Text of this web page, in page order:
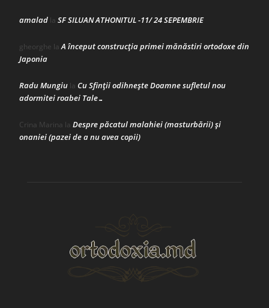
amalad la SF SILUAN ATHONITUL -11/ 24 SEPEMBRIE
gheorghe laA început construcţia primei mănăstiri ortodoxe din
Japonia
Radu Mungiu la Cu Sfinții odihnește Doamne sufletul nou
adormitei roabei Tale…
Crina Marina la Despre păcatul malahiei (masturbării) şi
onaniei (pazei de a nu avea copii)